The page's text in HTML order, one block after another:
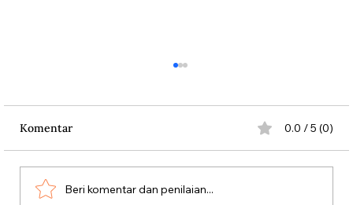
Komentar 0.0 / 5 (0)
Beri komentar dan penilaian...